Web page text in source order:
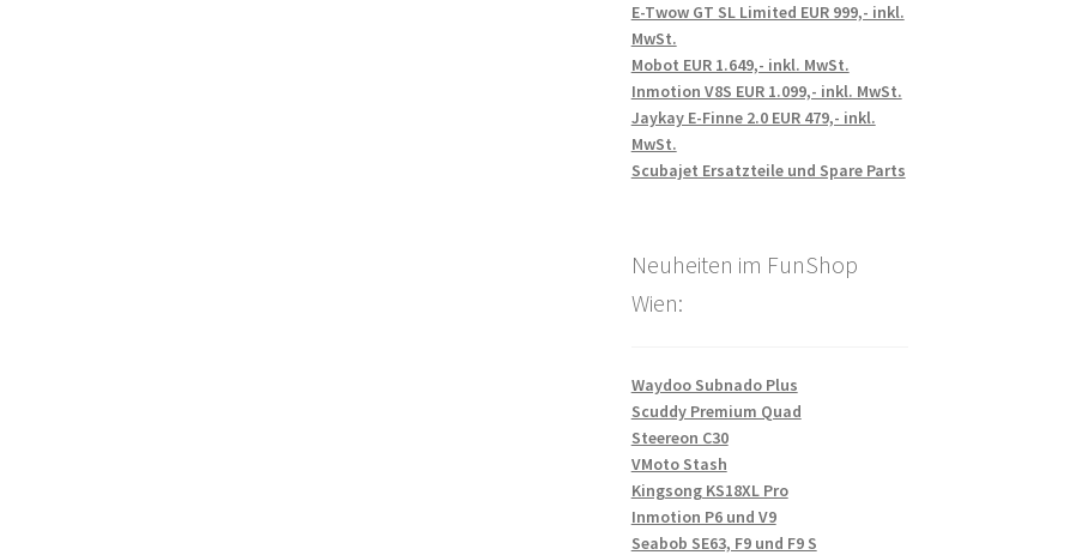
E-Twow GT SL Limited EUR 999,- inkl.
MwSt.
Mobot EUR 1.649,- inkl. MwSt.
Inmotion V8S EUR 1.099,- inkl. MwSt.
Jaykay E-Finne 2.0 EUR 479,- inkl.
MwSt.
Scubajet Ersatzteile und Spare Parts
Neuheiten im FunShop
Wien:
Waydoo Subnado Plus
Scuddy Premium Quad
Steereon C30
VMoto Stash
Kingsong KS18XL Pro
Inmotion P6 und V9
Seabob SE63, F9 und F9 S